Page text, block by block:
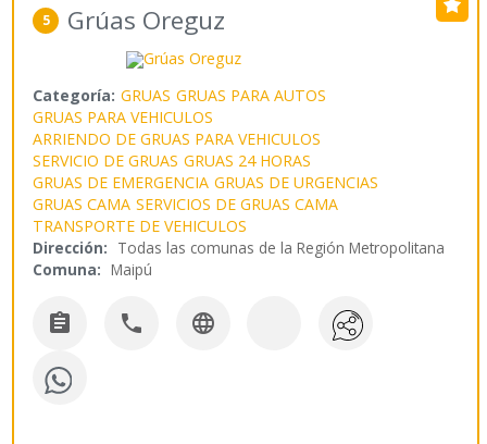
5 Grúas Oreguz
Categoría: GRUAS GRUAS PARA AUTOS
GRUAS PARA VEHICULOS
ARRIENDO DE GRUAS PARA VEHICULOS
SERVICIO DE GRUAS GRUAS 24 HORAS
GRUAS DE EMERGENCIA GRUAS DE URGENCIAS
GRUAS CAMA SERVICIOS DE GRUAS CAMA
TRANSPORTE DE VEHICULOS
Dirección: Todas las comunas de la Región Metropolitana
Comuna: Maipú
  